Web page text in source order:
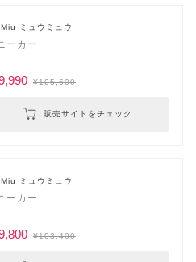
ミュウミュウ
ーカー
¥105,600
販売サイトをチェック
ミュウミュウ
ーカー
¥103,400